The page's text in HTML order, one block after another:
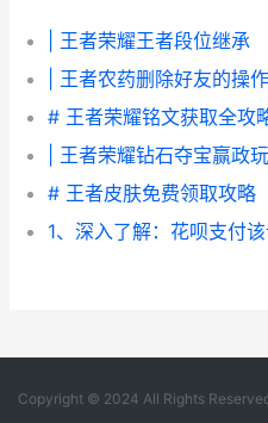
| 王者荣耀王者段位继承
| 王者农药删除好友的操
# 王者荣耀铭文获取全攻
| 王者荣耀钻石夺宝赢政
# 王者皮肤免费领取攻略
1、深入了解：花呗支付
Copyright © 2024 All Rights